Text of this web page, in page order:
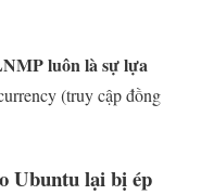
luôn là sự lựa
(truy cập đồng
Ubuntu lại bị ép